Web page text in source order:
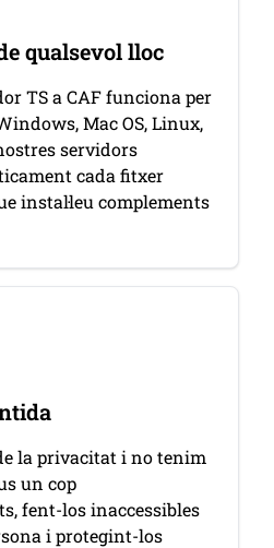
qualsevol lloc
TS a CAF funciona per
Mac OS, Linux,
servidors
cada fitxer
instal·leu complements
la privacitat i no tenim
un cop
fent-los inaccessibles
i protegint-los